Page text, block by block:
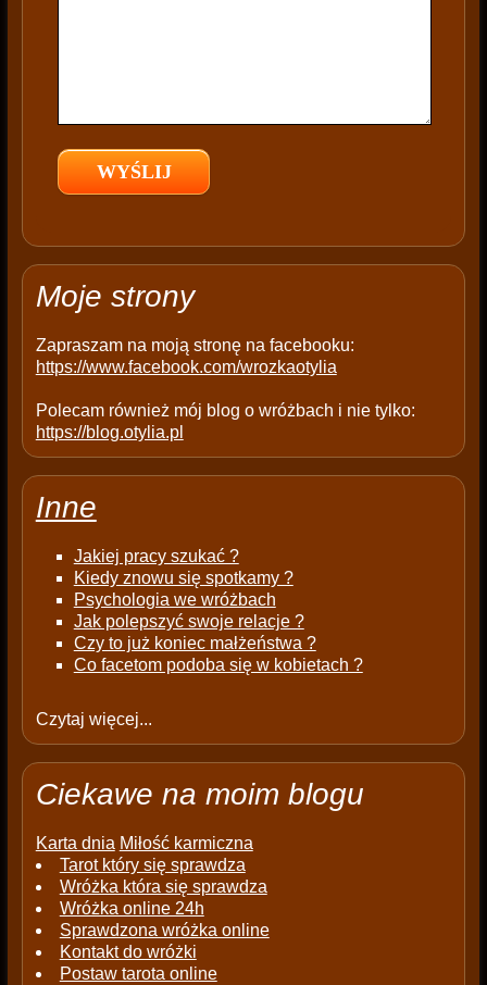
e
e
p
y
Moje strony
Zapraszam na moją stronę na facebooku:
https://www.facebook.com/wrozkaotylia
Polecam również mój blog o wróżbach i nie tylko:
https://blog.otylia.pl
Inne
Jakiej pracy szukać ?
Kiedy znowu się spotkamy ?
Psychologia we wróżbach
Jak polepszyć swoje relacje ?
Czy to już koniec małżeństwa ?
Co facetom podoba się w kobietach ?
Czytaj więcej...
Ciekawe na moim blogu
Karta dnia Miłość karmiczna
Tarot który się sprawdza
Wróżka która się sprawdza
Wróżka online 24h
Sprawdzona wróżka online
Kontakt do wróżki
Postaw tarota online